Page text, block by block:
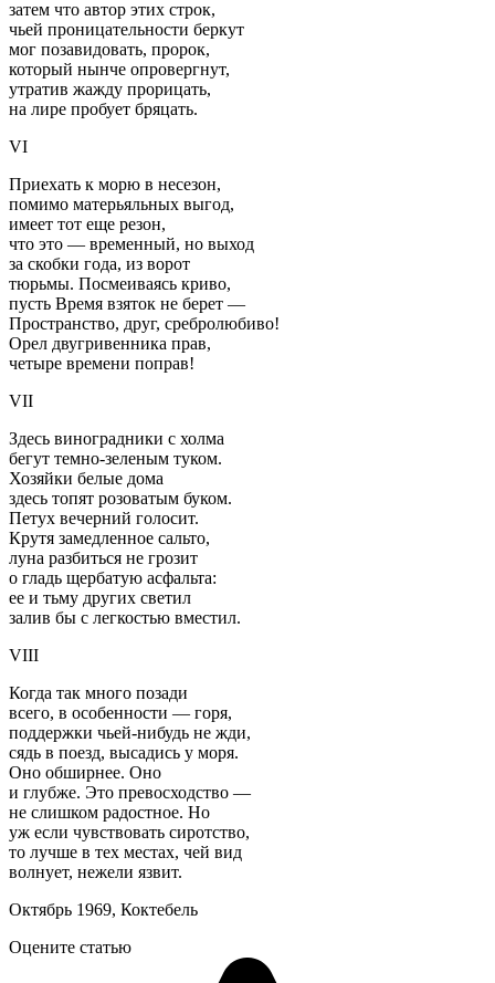
затем что автор этих строк,
чьей проницательности беркут
мог позавидовать, пророк,
который нынче опровергнут,
утратив жажду прорицать,
на лире пробует бряцать.
VI
Приехать к морю в несезон,
помимо матерьяльных выгод,
имеет тот еще резон,
что это — временный, но выход
за скобки года, из ворот
тюрьмы. Посмеиваясь криво,
пусть Время взяток не берет —
Пространство, друг, сребролюбиво!
Орел двугривенника прав,
четыре времени поправ!
VII
Здесь виноградники с холма
бегут темно-зеленым туком.
Хозяйки белые дома
здесь топят розоватым буком.
Петух вечерний голосит.
Крутя замедленное сальто,
луна разбиться не грозит
о гладь щербатую асфальта:
ее и тьму других светил
залив бы с легкостью вместил.
VIII
Когда так много позади
всего, в особенности — горя,
поддержки чьей-нибудь не жди,
сядь в поезд, высадись у моря.
Оно обширнее. Оно
и глубже. Это превосходство —
не слишком радостное. Но
уж если чувствовать сиротство,
то лучше в тех местах, чей вид
волнует, нежели язвит.
Октябрь 1969, Коктебель
Оцените статью